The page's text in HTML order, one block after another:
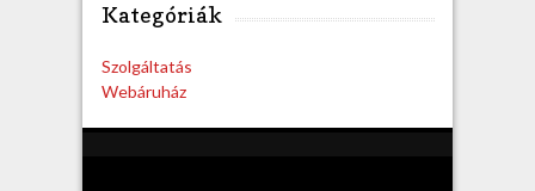
Kategóriák
Szolgáltatás
Webáruház